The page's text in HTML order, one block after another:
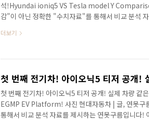
석!Hyundai ioniq5 VS Tesla model Y
감"이 아닌 정확한 "수치자료"를 통해서 비교 분석
연초에만 시가총액이 29조 4104억 증가했습니다.
와 함께 연초부터 현대차가 극적인 모습을 보여주고
더보기
첫 번째 전기차! 아이오닉5 티저 공개! 실제 차량
EGMP EV Platform! 사진 현대자동차 | 글, 연못
통해서 비교 분석 자료를 제시하는 연못구름입니다!